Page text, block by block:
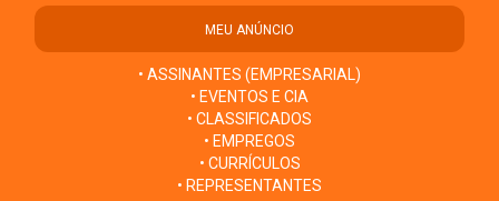
MEU ANÚNCIO
• ASSINANTES (EMPRESARIAL)
• EVENTOS E CIA
• CLASSIFICADOS
• EMPREGOS
• CURRÍCULOS
• REPRESENTANTES